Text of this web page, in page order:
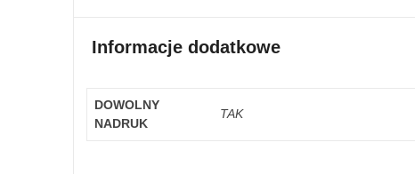
Informacje dodatkowe
DOWOLNY
NADRUK
TAK